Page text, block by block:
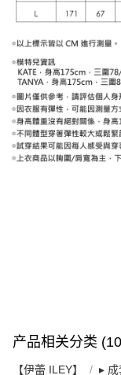
产品相关分类
【伊蕾 ILEY】 ▸